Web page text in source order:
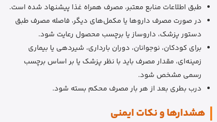
طبق اطلاعات منابع معتبر، مصرف همراه غذا پیشنهاد شده است.
در صورت مصرف داروها یا مکمل‌های دیگر، فاصله مصرف طبق
دستور پزشک، داروساز یا برچسب محصول رعایت شود.
برای کودکان، نوجوانان، دوران بارداری، شیردهی یا بیماری
زمینه‌ای، مقدار مصرف باید با نظر پزشک یا بر اساس برچسب
رسمی مشخص شود.
درب بطری بعد از هر بار مصرف محکم بسته شود.
هشدارها و نکات ایمنی